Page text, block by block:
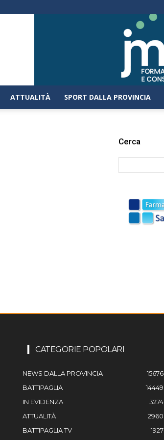
ATTUALITÀ SPORT DALLA PROVINCIA
Cerca
CATEGORIE POPOLARI
NEWS DALLA PROVINCIA
15676
BATTIPAGLIA
14449
IN EVIDENZA
3274
ATTUALITÀ
2960
BATTIPAGLIA TV
1927